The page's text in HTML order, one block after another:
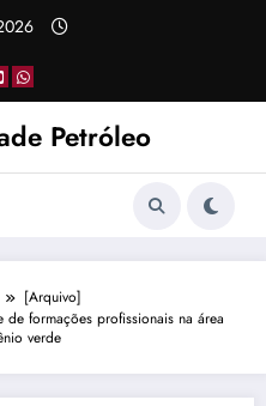
Petróleo
[Arquivo]
formações profissionais na área
verde